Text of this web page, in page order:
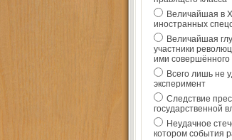
Величайшая в
иностранных
Величайшая
участники
ими совершённого
Всего лишь не
эксперимент
Следствие
государственной
Неудачное
котором события